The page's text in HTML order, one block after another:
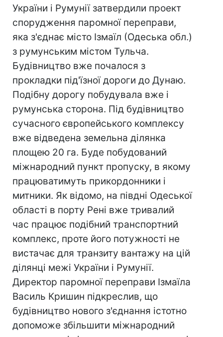
України і Румунії затвердили проект
спорудження паромної переправи,
яка з'єднає місто Ізмаїл (Одеська обл.)
з румунським містом Тульча.
Будівництво вже почалося з
прокладки під'їзної дороги до Дунаю.
Подібну дорогу побудувала вже і
румунська сторона. Під будівництво
сучасного європейського комплексу
вже відведена земельна ділянка
площею 20 га. Буде побудований
міжнародний пункт пропуску, в якому
працюватимуть прикордонники і
митники. Як відомо, на півдні Одеської
області в порту Рені вже тривалий
час працює подібний транспортний
комплекс, проте його потужності не
вистачає для транзиту вантажу на цій
ділянці межі України і Румунії.
Директор паромної переправи Ізмаїла
Василь Кришин підкреслив, що
будівництво нового з'єднання істотно
допоможе збільшити міжнародний